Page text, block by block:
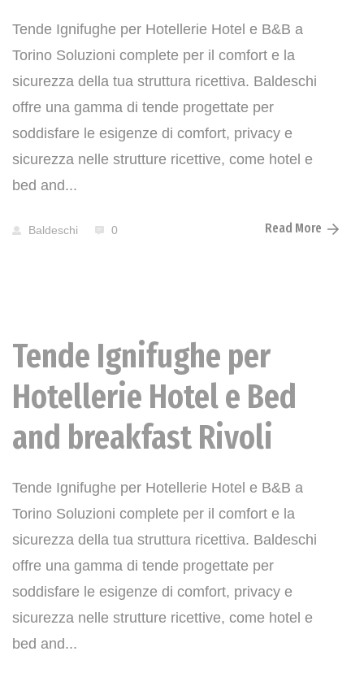
Tende Ignifughe per Hotellerie Hotel e B&B a
Torino Soluzioni complete per il comfort e la
sicurezza della tua struttura ricettiva. Baldeschi
offre una gamma di tende progettate per
soddisfare le esigenze di comfort, privacy e
sicurezza nelle strutture ricettive, come hotel e
bed and...
Baldeschi 0 Read More
News
Tende Ignifughe per
Hotellerie Hotel e Bed
and breakfast Rivoli
Tende Ignifughe per Hotellerie Hotel e B&B a
Torino Soluzioni complete per il comfort e la
sicurezza della tua struttura ricettiva. Baldeschi
offre una gamma di tende progettate per
soddisfare le esigenze di comfort, privacy e
sicurezza nelle strutture ricettive, come hotel e
bed and...